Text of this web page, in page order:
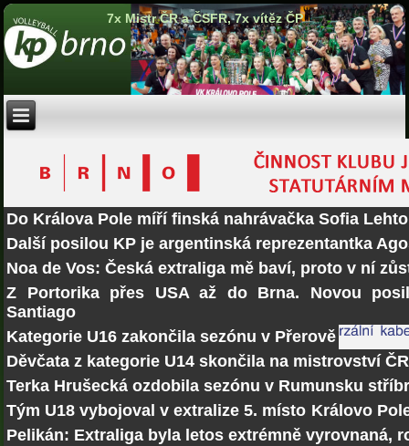
7x Mistr ČR a ČSFR, 7x vítěz ČP
Do Králova Pole míří finská nahrávačka Sofia Lehto
Další posilou KP je argentinská reprezentantka
Noa de Vos: Česká extraliga mě baví, proto v ní
Z Portorika přes USA až do Brna. Novou
Santiago
Kategorie U16 zakončila sezónu v Přerově
Děvčata z kategorie U14 skončila na mistrovství
Terka Hrušecká ozdobila sezónu v Rumunsku
Tým U18 vybojoval v extralize 5. místo Královo
Pelikán: Extraliga byla letos extrémně vyrovnaná,